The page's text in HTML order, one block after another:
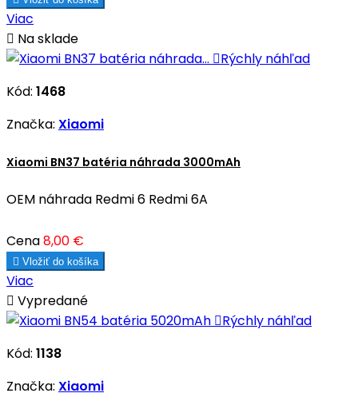
Viac
 Na sklade
Rýchly náhľad
Kód: 1468
Značka: Xiaomi
Xiaomi BN37 batéria náhrada 3000mAh
OEM náhrada Redmi 6 Redmi 6A
Cena8,00 €
 Vložiť do košíka
Viac
 Vypredané
Rýchly náhľad
Kód: 1138
Značka: Xiaomi